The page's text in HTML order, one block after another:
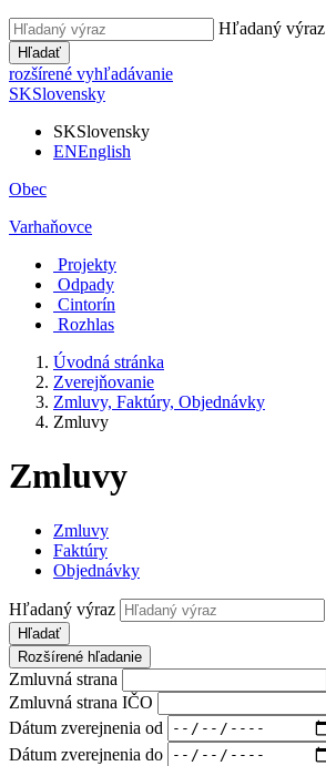
Hľadaný výraz
Hľadať
rozšírené vyhľadávanie
SKSlovensky
SKSlovensky
ENEnglish
Obec
Varhaňovce
Projekty
Odpady
Cintorín
Rozhlas
Úvodná stránka
Zverejňovanie
Zmluvy, Faktúry, Objednávky
Zmluvy
Zmluvy
Zmluvy
Faktúry
Objednávky
Hľadaný výraz
Hľadať
Rozšírené hľadanie
Zmluvná strana
Zmluvná strana IČO
Dátum zverejnenia od
Dátum zverejnenia do